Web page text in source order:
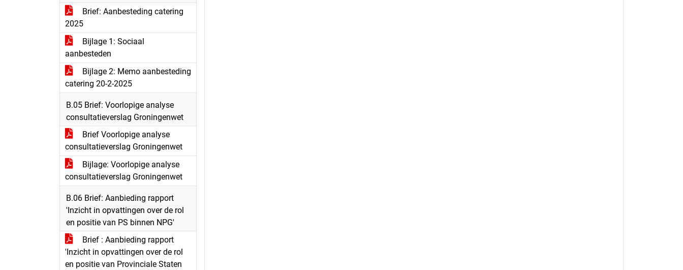
Brief: Aanbesteding catering
2025
Bijlage 1: Sociaal
aanbesteden
Bijlage 2: Memo aanbesteding
catering 20-2-2025
B.05 Brief: Voorlopige analyse
consultatieverslag Groningenwet
Brief Voorlopige analyse
consultatieverslag Groningenwet
Bijlage: Voorlopige analyse
consultatieverslag Groningenwet
B.06 Brief: Aanbieding rapport
'Inzicht in opvattingen over de rol
en positie van PS binnen NPG'
Brief : Aanbieding rapport
'Inzicht in opvattingen over de rol
en positie van Provinciale Staten